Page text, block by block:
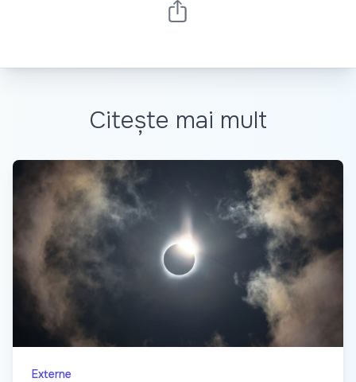
Citește mai mult
Externe